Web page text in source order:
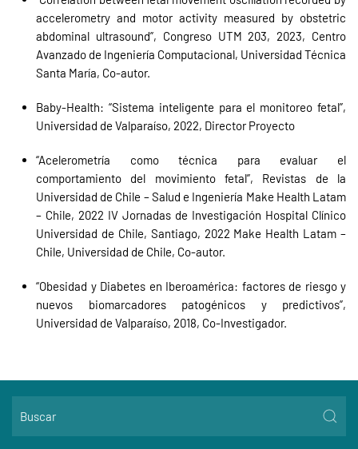
accelerometry and motor activity measured by obstetric
abdominal ultrasound”, Congreso UTM 203, 2023, Centro
Avanzado de Ingeniería Computacional, Universidad Técnica
Santa María, Co-autor.
Baby-Health: “Sistema inteligente para el monitoreo fetal”,
Universidad de Valparaíso, 2022, Director Proyecto
“Acelerometría como técnica para evaluar el
comportamiento del movimiento fetal”, Revistas de la
Universidad de Chile – Salud e Ingeniería Make Health Latam
– Chile, 2022 IV Jornadas de Investigación Hospital Clínico
Universidad de Chile, Santiago, 2022 Make Health Latam –
Chile, Universidad de Chile, Co-autor.
“Obesidad y Diabetes en Iberoamérica: factores de riesgo y
nuevos biomarcadores patogénicos y predictivos”,
Universidad de Valparaíso, 2018, Co-Investigador.